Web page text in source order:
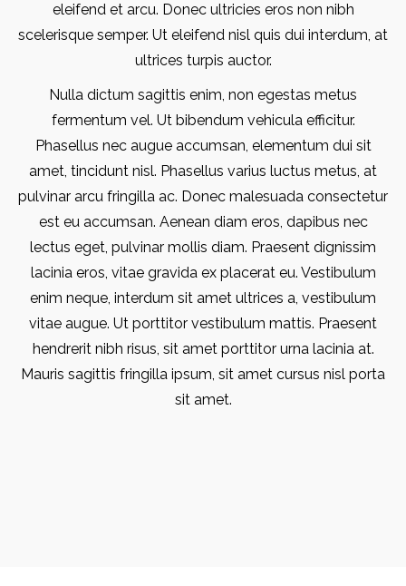
eleifend et arcu. Donec ultricies eros non nibh
scelerisque semper. Ut eleifend nisl quis dui interdum, at
ultrices turpis auctor.
Nulla dictum sagittis enim, non egestas metus
fermentum vel. Ut bibendum vehicula efficitur.
Phasellus nec augue accumsan, elementum dui sit
amet, tincidunt nisl. Phasellus varius luctus metus, at
pulvinar arcu fringilla ac. Donec malesuada consectetur
est eu accumsan. Aenean diam eros, dapibus nec
lectus eget, pulvinar mollis diam. Praesent dignissim
lacinia eros, vitae gravida ex placerat eu. Vestibulum
enim neque, interdum sit amet ultrices a, vestibulum
vitae augue. Ut porttitor vestibulum mattis. Praesent
hendrerit nibh risus, sit amet porttitor urna lacinia at.
Mauris sagittis fringilla ipsum, sit amet cursus nisl porta
sit amet.